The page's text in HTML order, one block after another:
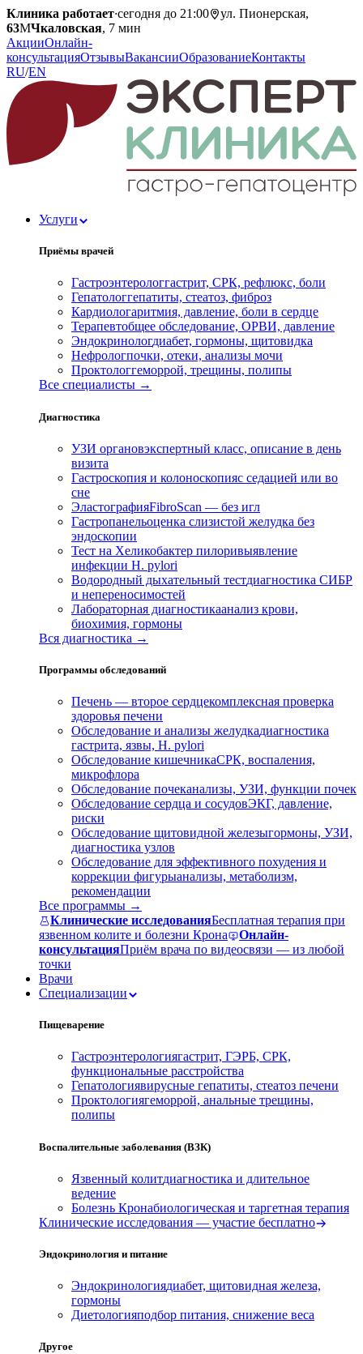
Клиника работает·сегодня до 21:00
ул. Пионерская,
63МЧкаловская, 7 мин
АкцииОнлайн-
консультацияОтзывыВакансииОбразованиеКонтакты
RU/EN
Услуги
Приёмы врачей
Гастроэнтерологгастрит, СРК, рефлюкс, боли
Гепатологгепатиты, стеатоз, фиброз
Кардиологаритмия, давление, боли в сердце
Терапевтобщее обследование, ОРВИ, давление
Эндокринологдиабет, гормоны, щитовидка
Нефрологпочки, отеки, анализы мочи
Проктологгеморрой, трещины, полипы
Все специалисты →
Диагностика
УЗИ органовэкспертный класс, описание в день
визита
Гастроскопия и колоноскопияс седацией или во
сне
ЭластографияFibroScan — без игл
Гастропанельоценка слизистой желудка без
эндоскопии
Тест на Хеликобактер пилоривыявление
инфекции H. pylori
Водородный дыхательный тестдиагностика СИБР
и непереносимостей
Лабораторная диагностикаанализ крови,
биохимия, гормоны
Вся диагностика →
Программы обследований
Печень — второе сердцекомплексная проверка
здоровья печени
Обследование и анализы желудкадиагностика
гастрита, язвы, H. pylori
Обследование кишечникаСРК, воспаления,
микрофлора
Обследование почеканализы, УЗИ, функции почек
Обследование сердца и сосудовЭКГ, давление,
риски
Обследование щитовидной железыгормоны, УЗИ,
диагностика узлов
Обследование для эффективного похудения и
коррекции фигурыанализы, метаболизм,
рекомендации
Все программы →
Клинические исследованияБесплатная терапия при
язвенном колите и болезни Крона
Онлайн-
консультацияПриём врача по видеосвязи — из любой
точки
Врачи
Специализации
Пищеварение
Гастроэнтерологиягастрит, ГЭРБ, СРК,
функциональные расстройства
Гепатологиявирусные гепатиты, стеатоз печени
Проктологиягеморрой, анальные трещины,
полипы
Воспалительные заболевания (ВЗК)
Язвенный колитдиагностика и длительное
ведение
Болезнь Кронабиологическая и таргетная терапия
Клинические исследования — участие бесплатно
Эндокринология и питание
Эндокринологиядиабет, щитовидная железа,
гормоны
Диетологияподбор питания, снижение веса
Другое